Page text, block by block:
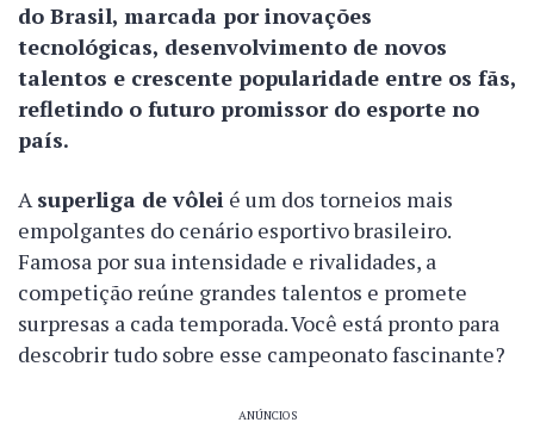
do Brasil, marcada por inovações
tecnológicas, desenvolvimento de novos
talentos e crescente popularidade entre os fãs,
refletindo o futuro promissor do esporte no
país.
Asuperliga de vôlei é um dos torneios mais
empolgantes do cenário esportivo brasileiro.
Famosa por sua intensidade e rivalidades, a
competição reúne grandes talentos e promete
surpresas a cada temporada. Você está pronto para
descobrir tudo sobre esse campeonato fascinante?
ANÚNCIOS